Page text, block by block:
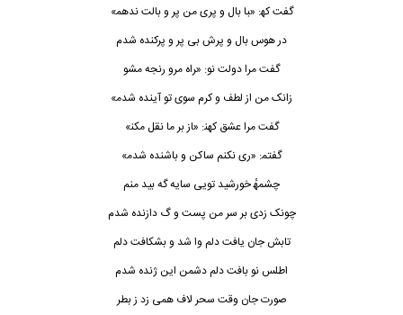
ﮔﻔﺖ ﻛﻬ: «ﺒﺎ ﺑﺎل و ﭘﺮی ﻣﻦ ﭘﺮ و ﺑﺎﻟﺖ ﻧﺪﻫﻤ»
در ﻫﻮس ﺑﺎل و ﭘﺮش ﺑﻰ ﭘﺮ و ﭘﺮﻛﻨﺪه ﺷﺪم
ﮔﻔﺖ ﻣﺮا دوﻟﺖ ﻧﻮ: «ﺮاه ﻣﺮو رﻧﺠﻪ ﻣﺸﻮ
زاﻧﮏ ﻣﻦ از ﻟﻄﻒ و ﻛﺮم ﺳﻮی ﺗﻮ آﻳﻨﺪه ﺷﺪﻣ»
ﮔﻔﺖ ﻣﺮا ﻋﺸﻖ ﻛﻬﻨ: «ﺎز ﺑﺮ ﻣﺎ ﻧﻘﻞ ﻣﻜﻨ»
ﮔﻔﺘﻤ: «ری ﻧﻜﻨﻢ ﺳﺎﻛﻦ و ﺑﺎﺷﻨﺪه ﺷﺪﻣ»
ﭼﺸﻤﻬٔ ﺧﻮرﺷﻴﺪ ﺗﻮﻳﻰ ﺳﺎﻳﻪ ﮔﻪ ﺑﻴﺪ ﻣﻨﻢ
ﭼﻮﻧﮏ زدی ﺑﺮ ﺳﺮ ﻣﻦ ﭘﺴﺖ و گ دازﻧﺪه ﺷﺪم
ﺗﺎﺑﺶ ﺟﺎن ﻳﺎﻓﺖ دﻟﻢ وا ﺷﺪ و ﺑﺸﻜﺎﻓﺖ دﻟﻢ
اﻃﻠﺲ ﻧﻮ ﺑﺎﻓﺖ دﻟﻢ دﺷﻤﻦ اﻳﻦ ژﻧﺪه ﺷﺪم
ﺻﻮرت ﺟﺎن وﻗﺖ ﺳﺤﺮ ﻟﺎف ﻫﻤﻰ زد ز ﺑﻄﺮ